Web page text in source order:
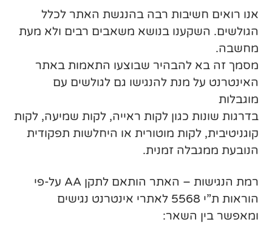
אנו רואים חשיבות רבה בהנגשת האתר לכלל
הגולשים. השקענו בנושא משאבים רבים ולא מעת
מחשבה.
מסמך זה בא להבהיר שבוצעו התאמות באתר
האינטרנט על מנת להנגישו גם לגולשים עם
מוגבלות
בדרגות שונות כגון לקות ראייה, לקות שמיעה, לקות
קוגניטיבית, לקות מוטורית או היחלשות תפקודית
הנובעת ממגבלה זמנית.
רמת הנגישות – האתר הותאם לתקן AA על-פי
הוראות ת”י 5568 לאתרי אינטרנט נגישים
ומאפשר בין השאר: